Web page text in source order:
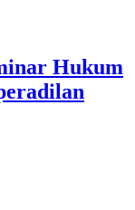
Hukum